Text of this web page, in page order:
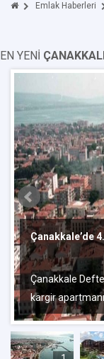
Emlak Haberleri
EN YENİ
Çanakkale’de
Çanakkale
kargir